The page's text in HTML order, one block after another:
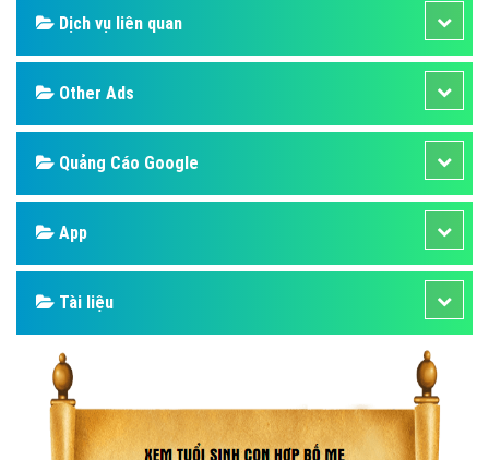
Dịch vụ liên quan
Other Ads
Quảng Cáo Google
App
Tài liệu